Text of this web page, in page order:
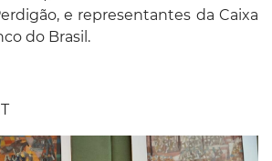
e representantes da Caixa
do Brasil.